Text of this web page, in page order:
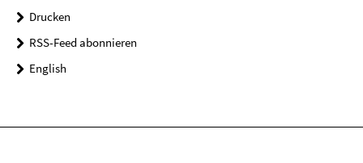
Drucken
RSS-Feed abonnieren
English